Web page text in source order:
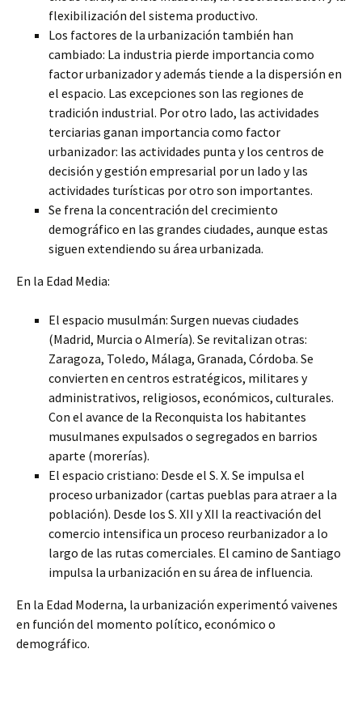
flexibilización del sistema productivo.
Los factores de la urbanización también han
cambiado: La industria pierde importancia como
factor urbanizador y además tiende a la dispersión en
el espacio. Las excepciones son las regiones de
tradición industrial. Por otro lado, las actividades
terciarias ganan importancia como factor
urbanizador: las actividades punta y los centros de
decisión y gestión empresarial por un lado y las
actividades turísticas por otro son importantes.
Se frena la concentración del crecimiento
demográfico en las grandes ciudades, aunque estas
siguen extendiendo su área urbanizada.
En la Edad Media:
El espacio musulmán: Surgen nuevas ciudades
(Madrid, Murcia o Almería). Se revitalizan otras:
Zaragoza, Toledo, Málaga, Granada, Córdoba. Se
convierten en centros estratégicos, militares y
administrativos, religiosos, económicos, culturales.
Con el avance de la Reconquista los habitantes
musulmanes expulsados o segregados en barrios
aparte (morerías).
El espacio cristiano: Desde el S. X. Se impulsa el
proceso urbanizador (cartas pueblas para atraer a la
población). Desde los S. XII y XII la reactivación del
comercio intensifica un proceso reurbanizador a lo
largo de las rutas comerciales. El camino de Santiago
impulsa la urbanización en su área de influencia.
En la Edad Moderna, la urbanización experimentó vaivenes
en función del momento político, económico o
demográfico.